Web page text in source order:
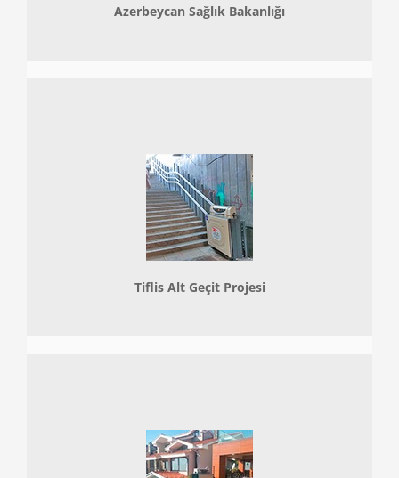
Azerbeycan Sağlık Bakanlığı
Tiflis Alt Geçit Projesi